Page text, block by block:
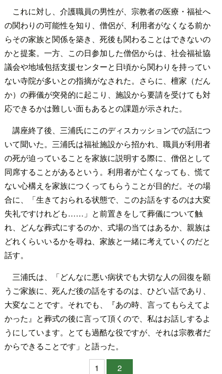
これに対し、介護職員の男性が、宗教者の医療・福祉へ
の関わりの可能性を知り、僧侶が、利用者がなくなる前か
らその家族と関係を築き、死後も関わることはできないの
かと提案。一方、この日参加した僧侶からは、社会福祉協
議会や地域包括支援センターと日頃から関わりを持ってい
ない寺院が多いとの指摘がなされた。さらに、檀家（だん
か）の葬儀が突発的に起こり、施設から要請を受けても対
応できるかは難しい面もあるとの課題が示された。
講座終了後、三浦氏にこのディスカッションでの話につ
いて聞いた。三浦氏は福祉施設から招かれ、職員が利用者
の死が迫っていることを家族に説明する際に、僧侶として
同席することがあるという。利用者が亡くなっても、慌て
ない心構えを家族につくってもらうことが目的だ。その場
合に、「生きておられる状態で、このお話をするのは大変
失礼ですけれども……」と前置きをして葬儀について触
れ、どんな葬式にするのか、式場の当てはあるか、親族は
どれくらいいるかを尋ね、家族と一緒に考えていくのだと
話す。
三浦氏は、「どんなに悪い病状でも大切な人の回復を願
うご家族に、死んだ後の話をするのは、ひどい話であり、
大変なことです。それでも、『あの時、言ってもらえてよ
かった』と葬式の後に言って頂くので、私はお話しするよ
うにしています。とても過酷な役ですが、それは宗教者だ
からできることです」と語った。
1
2